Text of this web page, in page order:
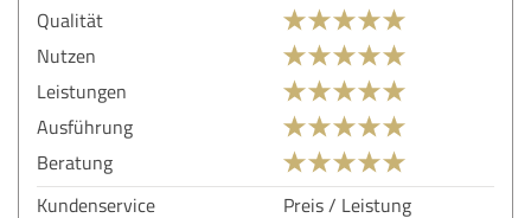
Qualität
Nutzen
Leistungen
Ausführung
Beratung
Kundenservice
Preis / Leistung